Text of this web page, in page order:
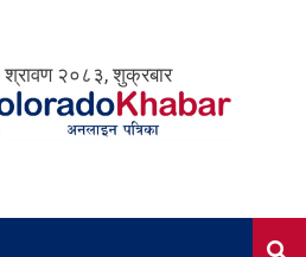
२०८३, शुक्रबार